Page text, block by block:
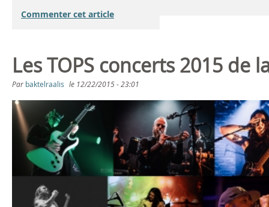
Commenter cet article
Les TOPS concerts 2015 de
Par baktelraalis le 12/22/2015 - 23:01